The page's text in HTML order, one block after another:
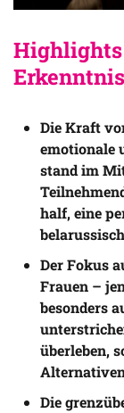
Die Kraft
emotionale
stand im
half, eine
Der Fokus
Frauen –
besonders
überleben,
Die